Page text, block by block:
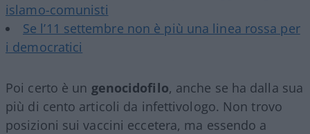
islamo-comunisti
Se l’11 settembre non è più una linea rossa per
i democratici
Poi certo è un genocidofilo, anche se ha dalla sua
più di cento articoli da infettivologo. Non trovo
posizioni sui vaccini eccetera, ma essendo a